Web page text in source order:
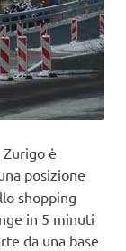
è
posizione
shopping
in 5 minuti
da una base